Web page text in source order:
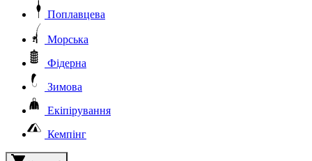
Поплавцева
Морська
Фідерна
Зимова
Екіпірування
Кемпінг